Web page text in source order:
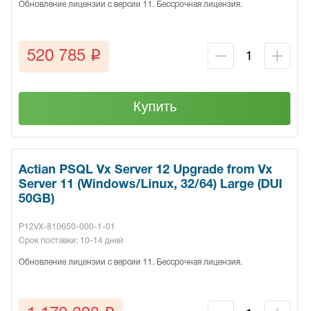
Обновление лицензии с версии 11. Бессрочная лицензия.
520 785 q
Купить
Actian PSQL Vx Server 12 Upgrade from Vx
Server 11 (Windows/Linux, 32/64) Large (DUI
50GB)
P12VX-810650-000-1-01
Срок поставки: 10-14 дней
Обновление лицензии с версии 11. Бессрочная лицензия.